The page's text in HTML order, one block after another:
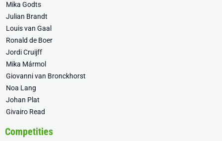
Mika Godts
Julian Brandt
Louis van Gaal
Ronald de Boer
Jordi Cruijff
Mika Mármol
Giovanni van Bronckhorst
Noa Lang
Johan Plat
Givairo Read
Competities